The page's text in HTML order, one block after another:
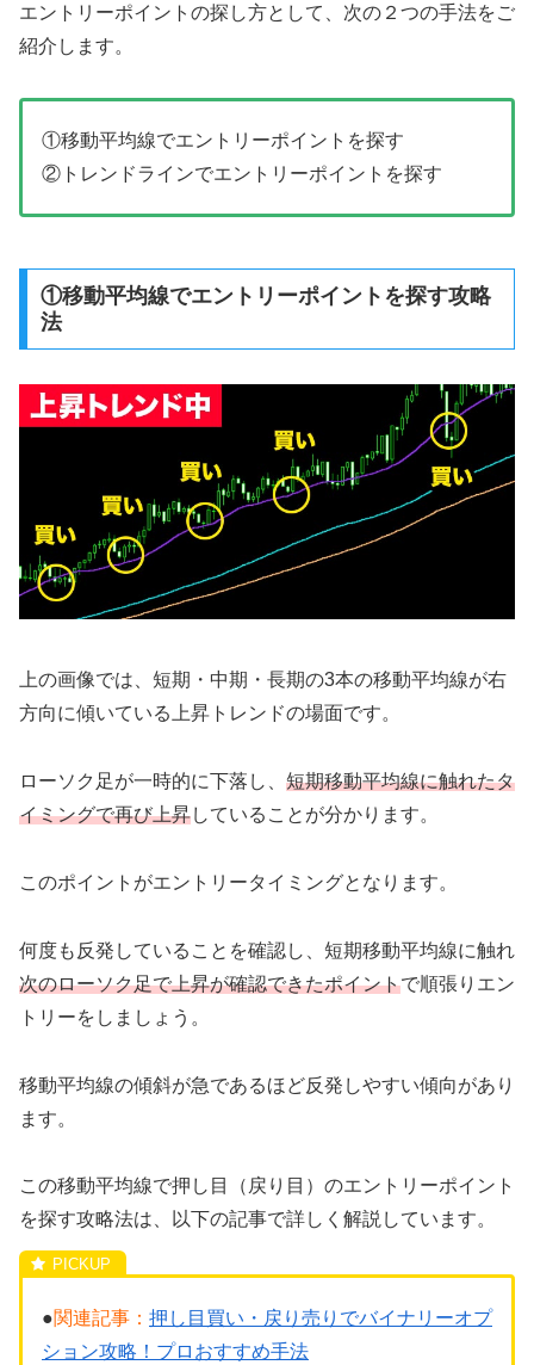
エントリーポイントの探し方として、次の２つの手法をご
紹介します。
①移動平均線でエントリーポイントを探す
②トレンドラインでエントリーポイントを探す
①移動平均線でエントリーポイントを探す攻略
法
上の画像では、短期・中期・長期の3本の移動平均線が右
方向に傾いている上昇トレンドの場面です。
ローソク足が一時的に下落し、 短期移動平均線に触れたタ
イミングで再び上昇していることが分かります。
このポイントがエントリータイミングとなります。
何度も反発していることを確認し、短期移動平均線に触れ
次のローソク足で上昇が確認できたポイントで順張りエン
トリーをしましょう。
移動平均線の傾斜が急であるほど反発しやすい傾向があり
ます。
この移動平均線で押し目（戻り目）のエントリーポイント
を探す攻略法は、以下の記事で詳しく解説しています。
●関連記事： 押し目買い・戻り売りでバイナリーオプ
ション攻略！プロおすすめ手法